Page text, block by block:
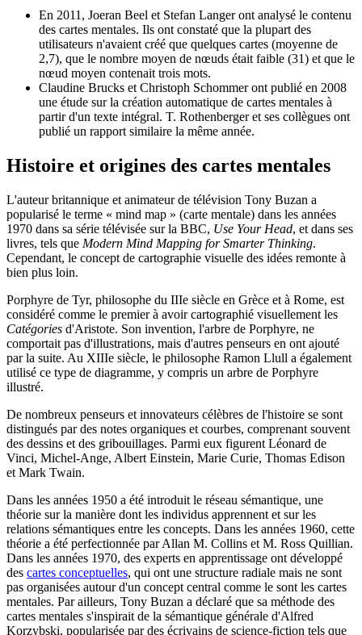
En 2011, Joeran Beel et Stefan Langer ont analysé le contenu
des cartes mentales. Ils ont constaté que la plupart des
utilisateurs n'avaient créé que quelques cartes (moyenne de
2,7), que le nombre moyen de nœuds était faible (31) et que le
nœud moyen contenait trois mots.
Claudine Brucks et Christoph Schommer ont publié en 2008
une étude sur la création automatique de cartes mentales à
partir d'un texte intégral. T. Rothenberger et ses collègues ont
publié un rapport similaire la même année.
Histoire et origines des cartes mentales
L'auteur britannique et animateur de télévision Tony Buzan a
popularisé le terme « mind map » (carte mentale) dans les années
1970 dans sa série télévisée sur la BBC, Use Your Head, et dans ses
livres, tels que Modern Mind Mapping for Smarter Thinking.
Cependant, le concept de cartographie visuelle des idées remonte à
bien plus loin.
Porphyre de Tyr, philosophe du IIIe siècle en Grèce et à Rome, est
considéré comme le premier à avoir cartographié visuellement les
Catégories d'Aristote. Son invention, l'arbre de Porphyre, ne
comportait pas d'illustrations, mais d'autres penseurs en ont ajouté
par la suite. Au XIIIe siècle, le philosophe Ramon Llull a également
utilisé ce type de diagramme, y compris un arbre de Porphyre
illustré.
De nombreux penseurs et innovateurs célèbres de l'histoire se sont
distingués par des notes organiques et courbes, comprenant souvent
des dessins et des gribouillages. Parmi eux figurent Léonard de
Vinci, Michel-Ange, Albert Einstein, Marie Curie, Thomas Edison
et Mark Twain.
Dans les années 1950 a été introduit le réseau sémantique, une
théorie sur la manière dont les individus apprennent et sur les
relations sémantiques entre les concepts. Dans les années 1960, cette
théorie a été perfectionnée par Allan M. Collins et M. Ross Quillian.
Dans les années 1970, des experts en apprentissage ont développé
des cartes conceptuelles, qui ont une structure radiale mais ne sont
pas organisées autour d'un concept central comme le sont les cartes
mentales. Par ailleurs, Tony Buzan a déclaré que sa méthode des
cartes mentales s'inspirait de la sémantique générale d'Alfred
Korzybski, popularisée par des écrivains de science-fiction tels que